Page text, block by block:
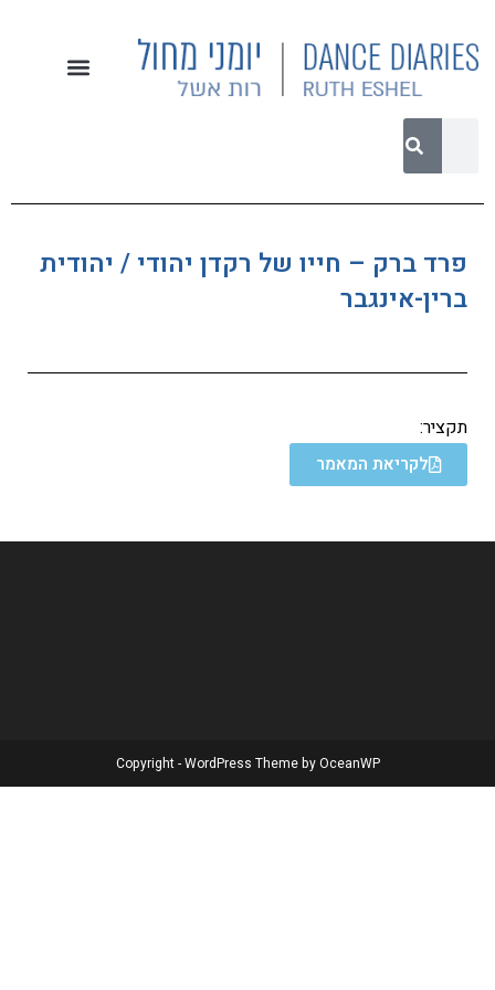
פרד ברק – חייו של רקדן יהודי / יהודית
ברין-אינגבר
תקציר:
לקריאת המאמר
Copyright - WordPress Theme by OceanWP